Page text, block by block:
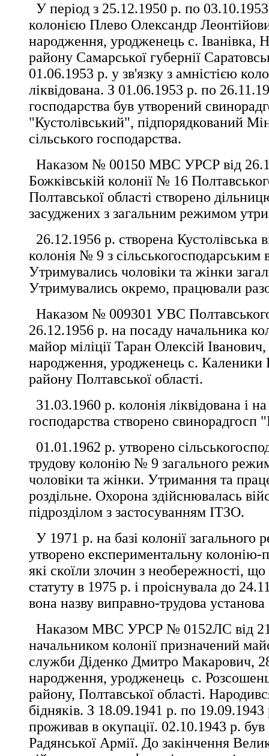
У період з 25.12.1950 р. по
колонією Плево Олександр
народження, уродженець с. Іванівка,
району Самарської губернії
01.06.1953 р. у зв'язку з амністією
ліквідована. З 01.06.1953 р. по
господарства був утворений
"Кустолівський", підпорядкований
сільського господарства.
Наказом № 00150 МВС УРСР від
Божківській колонії № 16
Полтавської області створено
засуджених з загальним режимом
26.12.1956 р. створена Кустолівська
колонія № 9 з сільськогосподарським
Утримувались чоловіки та жінки
Утримувались окремо, працювали
Наказом № 009301 УВС
26.12.1956 р. на посаду начальника
майор міліції Таран Олексій
народження, уродженець с. Каленики
району Полтавської області.
31.03.1960 р. колонія ліквідована і на
господарства створено свинорадгосп
01.01.1962 р. утворено
трудову колонію № 9 загального
чоловіки та жінки. Утримання та
роздільне. Охорона здійснювалась
підрозділом з застосуванням ІТЗО.
У 1971 р. на базі колонії
утворено експериментальну колонію-
які скоїли злочин з необережності, що
статуту в 1975 р. і проіснувала до
вона назву виправно-трудова
Наказом МВС УРСР № 0152ЛС від
начальником колонії призначений
служби Діденко Дмитро Макарович,
народження, уродженець с.
району, Полтавської області.
бідняків. З 18.09.1941 р. по 19.09.1943
проживав в окупації. 02.10.1943 р.
Радянської Армії. До закінчення